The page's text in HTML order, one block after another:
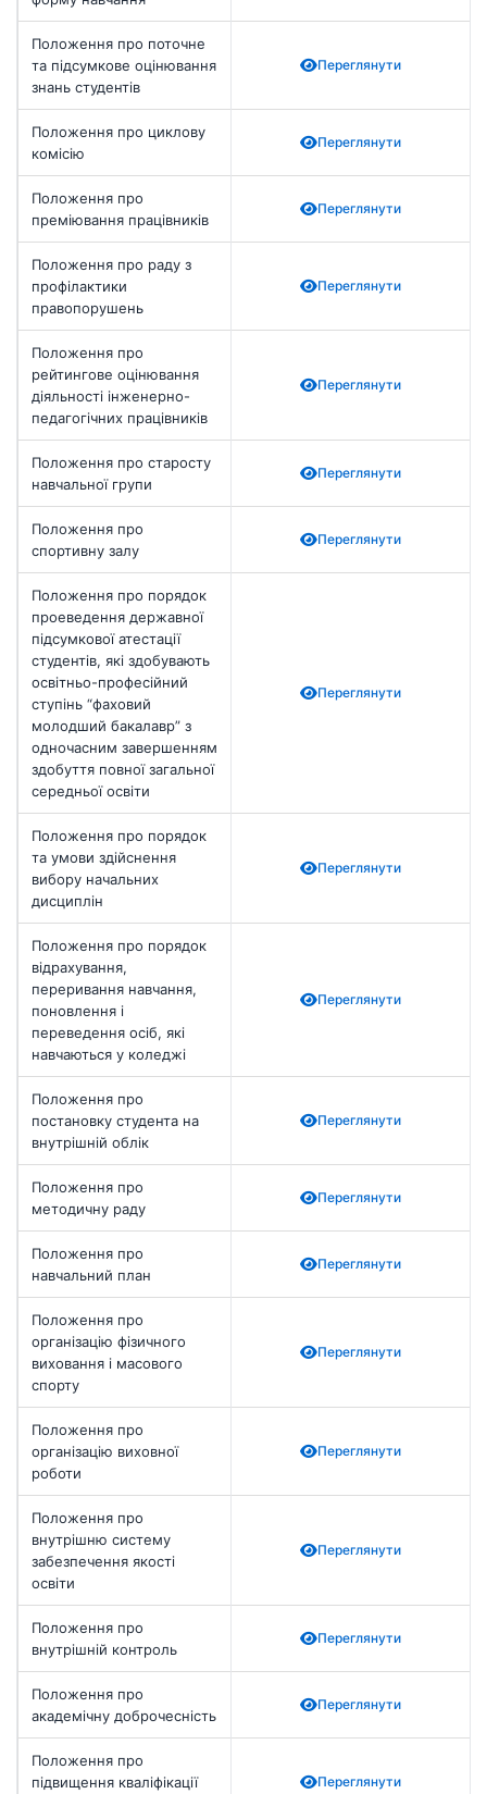
Положення про поточне
та підсумкове оцінювання
знань студентів
Переглянути
Положення про циклову
комісію
Переглянути
Положення про
преміювання працівників
Переглянути
Положення про раду з
профілактики
правопорушень
Переглянути
Положення про
рейтингове оцінювання
діяльності інженерно-
педагогічних працівників
Переглянути
Положення про старосту
навчальної групи
Переглянути
Положення про
спортивну залу
Переглянути
Положення про порядок
проеведення державної
підсумкової атестації
студентів, які здобувають
освітньо-професійний
ступінь “фаховий
молодший бакалавр” з
одночасним завершенням
здобуття повної загальної
середньої освіти
Переглянути
Положення про порядок
та умови здійснення
вибору начальних
дисциплін
Переглянути
Положення про порядок
відрахування,
переривання навчання,
поновлення і
переведення осіб, які
навчаються у коледжі
Переглянути
Положення про
постановку студента на
внутрішній облік
Переглянути
Положення про
методичну раду
Переглянути
Положення про
навчальний план
Переглянути
Положення про
організацію фізичного
виховання і масового
спорту
Переглянути
Положення про
організацію виховної
роботи
Переглянути
Положення про
внутрішню систему
забезпечення якості
освіти
Переглянути
Положення про
внутрішній контроль
Переглянути
Положення про
академічну доброчесність
Переглянути
Положення про
підвищення кваліфікації
Переглянути